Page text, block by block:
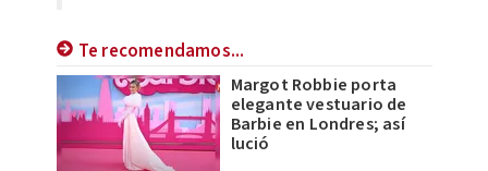
Te recomendamos...
Margot Robbie porta
elegante vestuario de
Barbie en Londres; así
lució